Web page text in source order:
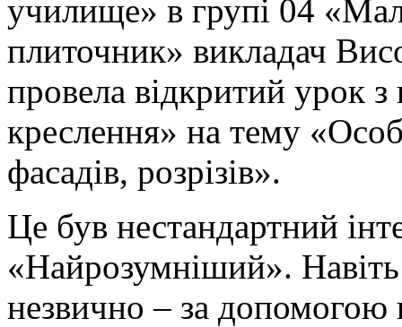
училище» в групі 04
плиточник» викладач
провела відкритий урок з
креслення» на тему
фасадів, розрізів».
Це був нестандартний
«Найрозумніший».
незвично – за